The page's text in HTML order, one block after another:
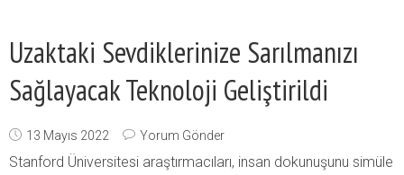
Uzaktaki Sevdiklerinize Sarılmanızı
Sağlayacak Teknoloji Geliştirildi
13 Mayıs 2022 Yorum Gönder
Stanford Üniversitesi araştırmacıları, insan dokunuşunu simüle